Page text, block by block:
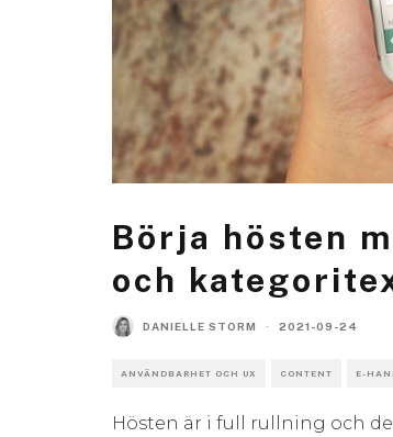
Börja hösten
och
DANIELLE STORM · 2021-09-24
ANVÄNDBARHET OCH UX CONTENT E-
Hösten är i full rullning och